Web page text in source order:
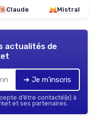
Claude Mistral
actualités de
➔ Je m'inscris
d’être contacté(e) à
et ses partenaires.